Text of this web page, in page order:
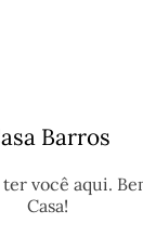
Barros
você aqui.
Casa!